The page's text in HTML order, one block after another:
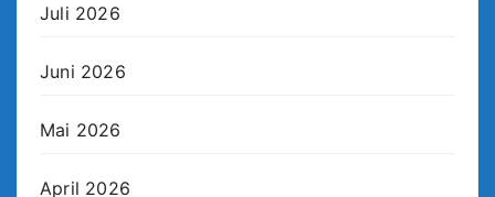
Juli 2026
Juni 2026
Mai 2026
April 2026